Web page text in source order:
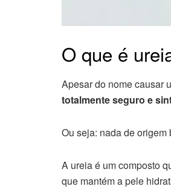
O que é
Apesar do nome causar
totalmente seguro e
Ou seja: nada de
A ureia é um composto
que mantém a pele